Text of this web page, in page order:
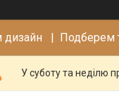
дизайн | Подберем
У суботу та неділю